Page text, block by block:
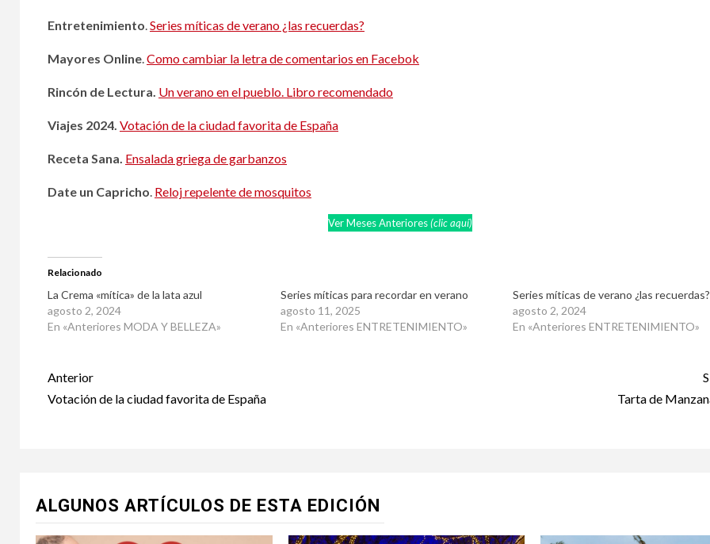
Entretenimiento.Series míticas de verano ¿las recuerdas?
Mayores Online.Como cambiar la letra de comentarios en Facebok
Rincón de Lectura. Un verano en el pueblo. Libro recomendado
Viajes 2024. Votación de la ciudad favorita de España
Receta Sana. Ensalada griega de garbanzos
Date un Capricho. Reloj repelente de mosquitos
Ver Meses Anteriores(clic aquí)
Relacionado
La Crema «mítica» de la lata azul
agosto 2, 2024
En «Anteriores MODA Y BELLEZA»
Series míticas para recordar en verano
agosto 11, 2025
En «Anteriores ENTRETENIMIENTO»
Series míticas de verano ¿las recuerdas?
agosto 2, 2024
En «Anteriores ENTRETENIMIENTO»
Post
navigation
Anterior
Votación de la ciudad favorita de España
Tarta de
ALGUNOS ARTÍCULOS DE ESTA EDICIÓN